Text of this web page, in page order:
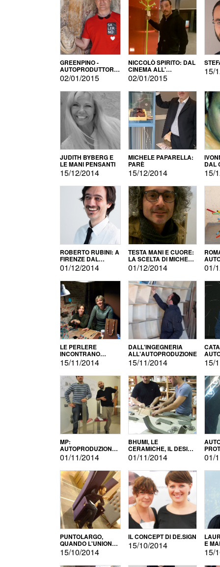
GREENPINO -
AUTOPRODUTTORE
PER AMORE
02/01/2015
NICCOLÒ SPIRITO: DAL
CINEMA ALL'
AUTOPRODUZIONE
02/01/2015
15/
JUDITH BYBERG E
LE MANI PENSANTI
15/12/2014
MICHELE PAPARELLA:
PARÈ
15/12/2014
DAL
15/
ROBERTO RUBINI: A
FIRENZE DAL
PRODOTTO ALLA
PROMOZIONE
01/12/2014
TESTA MANI E CUORE:
LA SCELTA DI MICHELE
BARBERIO
01/12/2014 01/
LE PERLERE
INCONTRANO
L'AUTOPRODUZIONE
15/11/2014
DALL'INGEGNERIA
ALL'AUTOPRODUZIONE
15/11/2014 15/
MP:
AUTOPRODUZIONE
E INNOVAZIONE
01/11/2014
BHUMI, LE
CERAMICHE, IL DESIGN
E L'AUTOPRODUZIONE
01/11/2014 01/
PUNTOLARGO,
QUANDO L'UNIONE
FA LA FORZA E
VINCE
15/10/2014
IL CONCEPT DI DE.SIGN
15/10/2014 E
15/